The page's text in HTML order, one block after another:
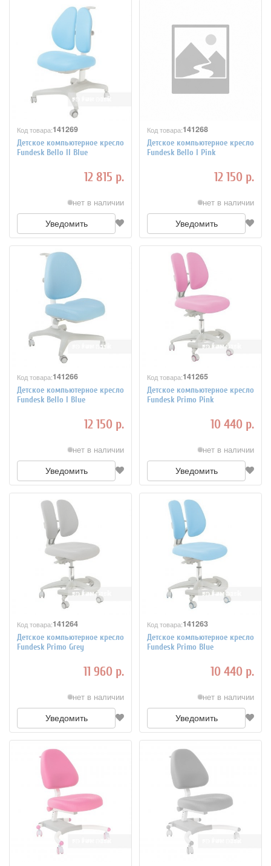
Код товара:141269
Детское компьютерное кресло
Fundesk Bello II Blue
12 815 р.
нет в наличии
Уведомить
Код товара:141268
Детское компьютерное кресло
Fundesk Bello I Pink
12 150 р.
нет в наличии
Уведомить
Код товара:141266
Детское компьютерное кресло
Fundesk Bello I Blue
12 150 р.
нет в наличии
Уведомить
Код товара:141265
Детское компьютерное кресло
Fundesk Primo Pink
10 440 р.
нет в наличии
Уведомить
Код товара:141264
Детское компьютерное кресло
Fundesk Primo Grey
11 960 р.
нет в наличии
Уведомить
Код товара:141263
Детское компьютерное кресло
Fundesk Primo Blue
10 440 р.
нет в наличии
Уведомить